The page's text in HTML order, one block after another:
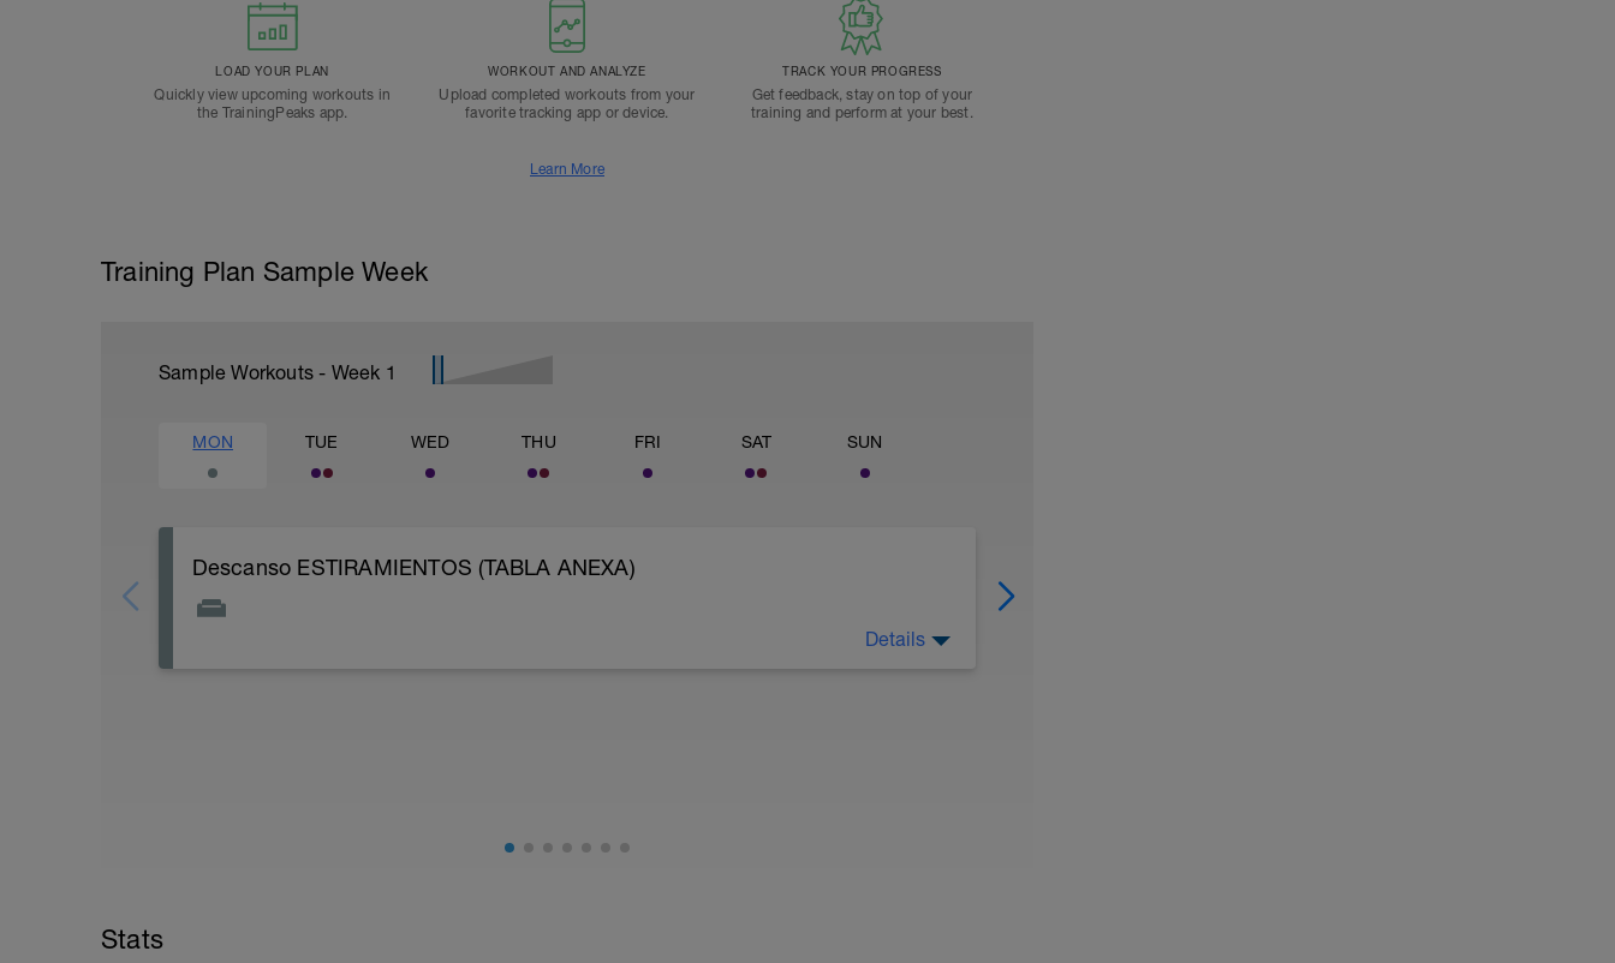
LOAD YOUR PLAN
Quickly view upcoming workouts in
the TrainingPeaks app.
WORKOUT AND ANALYZE
Upload completed workouts from your
favorite tracking app or device.
TRACK YOUR PROGRESS
Get feedback, stay on top of your
training and perform at your best.
Learn More
Training Plan Sample Week
Sample Workouts - Week 1
MON TUE WED THU FRI SAT SUN
Descanso ESTIRAMIENTOS (TABLA ANEXA)
Details
Stats